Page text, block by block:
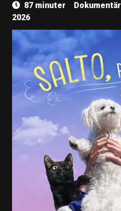
87 minuter Dokumentär
2026